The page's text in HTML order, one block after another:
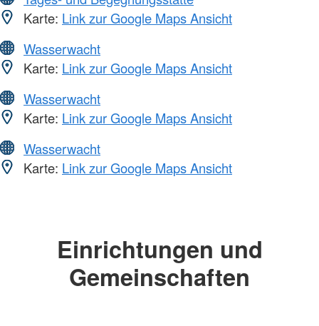
Karte: Link zur Google Maps Ansicht
Wasserwacht
Karte: Link zur Google Maps Ansicht
Wasserwacht
Karte: Link zur Google Maps Ansicht
Wasserwacht
Karte: Link zur Google Maps Ansicht
Einrichtungen und
Gemeinschaften